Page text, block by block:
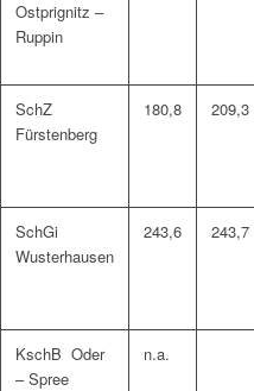
Ostprignitz –
Ruppin
SchZ
Fürstenberg
180,8 209,3
SchGi
Wusterhausen
243,6 243,7
KschB Oder
– Spree
n.a.